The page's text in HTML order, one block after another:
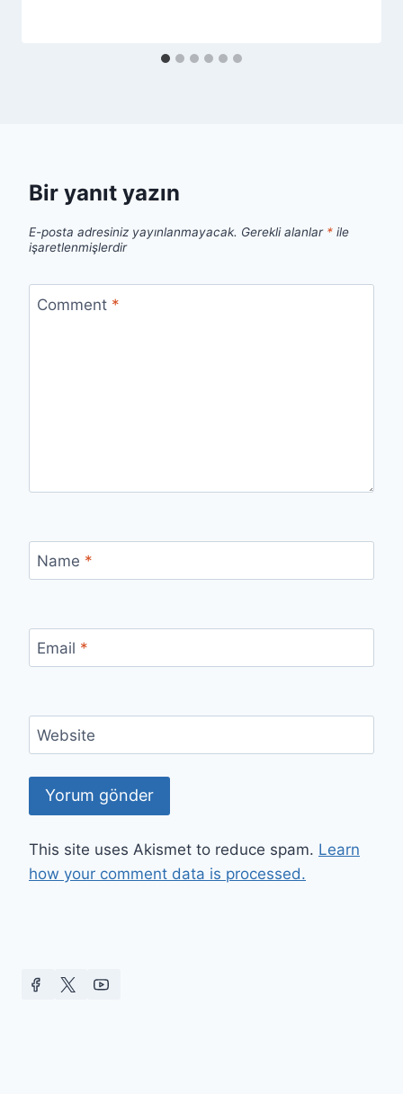
Bir yanıt yazın
E-posta adresiniz yayınlanmayacak. Gerekli alanlar * ile
işaretlenmişlerdir
Comment *
Name *
Email *
Website
This site uses Akismet to reduce spam. Learn
how your comment data is processed.